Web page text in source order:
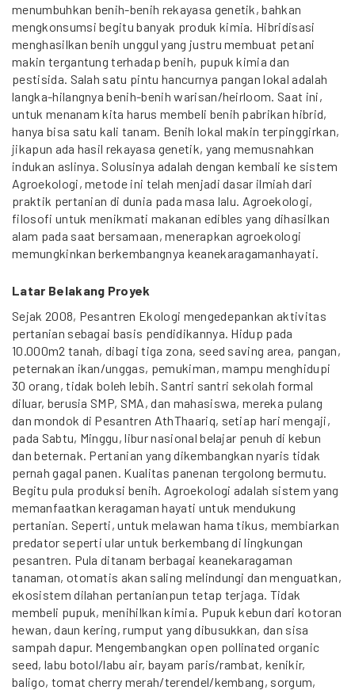
menumbuhkan benih-benih rekayasa genetik, bahkan
mengkonsumsi begitu banyak produk kimia. Hibridisasi
menghasilkan benih unggul yang justru membuat petani
makin tergantung terhadap benih, pupuk kimia dan
pestisida. Salah satu pintu hancurnya pangan lokal adalah
langka-hilangnya benih-benih warisan/heirloom. Saat ini,
untuk menanam kita harus membeli benih pabrikan hibrid,
hanya bisa satu kali tanam. Benih lokal makin terpinggirkan,
jikapun ada hasil rekayasa genetik, yang memusnahkan
indukan aslinya. Solusinya adalah dengan kembali ke sistem
Agroekologi, metode ini telah menjadi dasar ilmiah dari
praktik pertanian di dunia pada masa lalu. Agroekologi,
filosofi untuk menikmati makanan edibles yang dihasilkan
alam pada saat bersamaan, menerapkan agroekologi
memungkinkan berkembangnya keanekaragamanhayati.
Latar Belakang Proyek
Sejak 2008, Pesantren Ekologi mengedepankan aktivitas
pertanian sebagai basis pendidikannya. Hidup pada
10.000m2 tanah, dibagi tiga zona, seed saving area, pangan,
peternakan ikan/unggas, pemukiman, mampu menghidupi
30 orang, tidak boleh lebih. Santri santri sekolah formal
diluar, berusia SMP, SMA, dan mahasiswa, mereka pulang
dan mondok di Pesantren AthThaariq, setiap hari mengaji,
pada Sabtu, Minggu, libur nasional belajar penuh di kebun
dan beternak. Pertanian yang dikembangkan nyaris tidak
pernah gagal panen. Kualitas panenan tergolong bermutu.
Begitu pula produksi benih. Agroekologi adalah sistem yang
memanfaatkan keragaman hayati untuk mendukung
pertanian. Seperti, untuk melawan hama tikus, membiarkan
predator seperti ular untuk berkembang di lingkungan
pesantren. Pula ditanam berbagai keanekaragaman
tanaman, otomatis akan saling melindungi dan menguatkan,
ekosistem dilahan pertanianpun tetap terjaga. Tidak
membeli pupuk, menihilkan kimia. Pupuk kebun dari kotoran
hewan, daun kering, rumput yang dibusukkan, dan sisa
sampah dapur. Mengembangkan open pollinated organic
seed, labu botol/labu air, bayam paris/rambat, kenikir,
baligo, tomat cherry merah/terendel/kembang, sorgum,